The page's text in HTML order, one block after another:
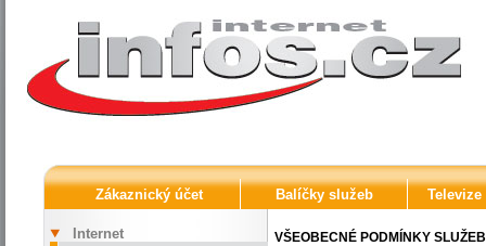
Zákaznický účet Balíčky služeb Televize
Internet
VŠEOBECNÉ PODMÍNKY